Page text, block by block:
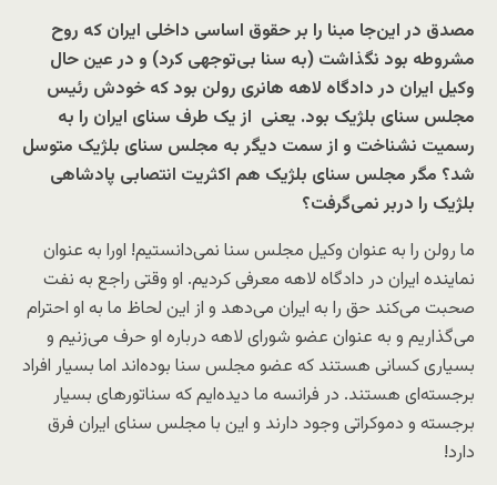
مصدق در این‌جا مبنا را بر حقوق اساسی داخلی ایران که روح
مشروطه بود نگذاشت (به سنا بی‌توجهی کرد) و در عین حال
وکیل ایران در دادگاه لاهه هانری رولن بود که خودش رئیس
مجلس سنای بلژیک بود. یعنی از یک طرف سنای ایران را به
رسمیت نشناخت و از سمت دیگر به مجلس سنای بلژیک متوسل
شد؟ مگر مجلس سنای بلژیک هم اکثریت انتصابی پادشاهی
بلژیک را دربر نمی‌گرفت؟
ما رولن را به عنوان وکیل مجلس سنا نمی‌دانستیم! اورا به عنوان
نماینده ایران در دادگاه لاهه معرفی کردیم. او وقتی راجع به نفت
صحبت می‌کند حق را به ایران می‌دهد و از این لحاظ ما به او احترام
می‌گذاریم و به عنوان عضو شورای لاهه درباره او حرف می‌زنیم و
بسیاری کسانی هستند که عضو مجلس سنا بوده‌اند اما بسیار افراد
برجسته‌ای هستند. در فرانسه ما دیده‌ایم که سناتورهای بسیار
برجسته و دموکراتی وجود دارند و این با مجلس سنای ایران فرق
دارد!